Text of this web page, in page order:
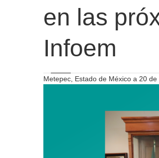
en las
Infoem
Metepec, Estado de México a 20